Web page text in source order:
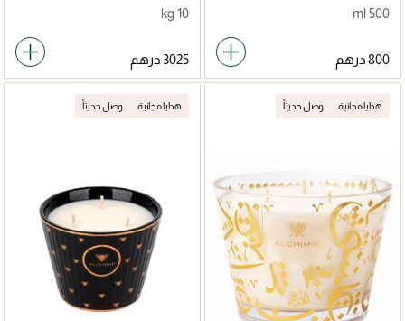
500 ml
10 kg
هدايا مجانية وصل حديثاً هدايا مجانية وصل حديثاً